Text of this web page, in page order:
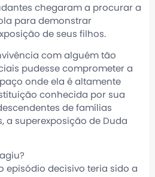
chegaram a procurar a
para demonstrar
de seus filhos.
com alguém tão
pudesse comprometer a
onde ela é altamente
conhecida por sua
de famílias
a superexposição de Duda
episódio decisivo teria sido a